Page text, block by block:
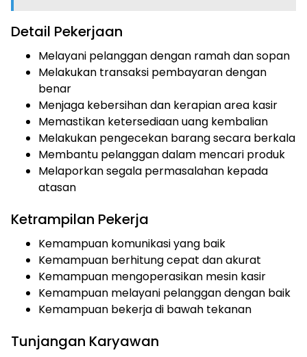
Detail Pekerjaan
Melayani pelanggan dengan ramah dan sopan
Melakukan transaksi pembayaran dengan
benar
Menjaga kebersihan dan kerapian area kasir
Memastikan ketersediaan uang kembalian
Melakukan pengecekan barang secara berkala
Membantu pelanggan dalam mencari produk
Melaporkan segala permasalahan kepada
atasan
Ketrampilan Pekerja
Kemampuan komunikasi yang baik
Kemampuan berhitung cepat dan akurat
Kemampuan mengoperasikan mesin kasir
Kemampuan melayani pelanggan dengan baik
Kemampuan bekerja di bawah tekanan
Tunjangan Karyawan